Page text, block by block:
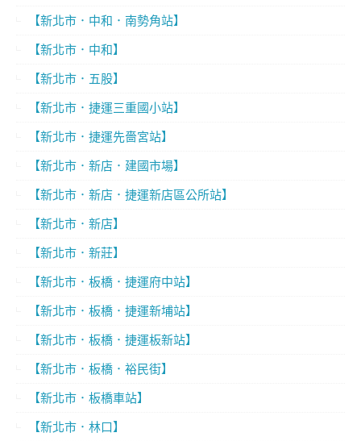
【新北市．中和．南勢角站】
【新北市．中和】
【新北市．五股】
【新北市．捷運三重國小站】
【新北市．捷運先嗇宮站】
【新北市．新店．建國市場】
【新北市．新店．捷運新店區公所站】
【新北市．新店】
【新北市．新莊】
【新北市．板橋．捷運府中站】
【新北市．板橋．捷運新埔站】
【新北市．板橋．捷運板新站】
【新北市．板橋．裕民街】
【新北市．板橋車站】
【新北市．林口】